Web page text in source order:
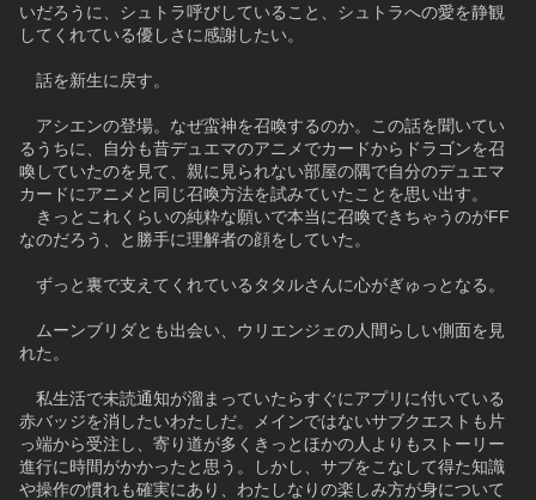
いだろうに、シュトラ呼びしていること、シュトラへの愛を静観
してくれている優しさに感謝したい。
話を新生に戻す。
アシエンの登場。なぜ蛮神を召喚するのか。この話を聞いてい
るうちに、自分も昔デュエマのアニメでカードからドラゴンを召
喚していたのを見て、親に見られない部屋の隅で自分のデュエマ
カードにアニメと同じ召喚方法を試みていたことを思い出す。
きっとこれくらいの純粋な願いで本当に召喚できちゃうのがFF
なのだろう、と勝手に理解者の顔をしていた。
ずっと裏で支えてくれているタタルさんに心がぎゅっとなる。
ムーンブリダとも出会い、ウリエンジェの人間らしい側面を見
れた。
私生活で未読通知が溜まっていたらすぐにアプリに付いている
赤バッジを消したいわたしだ。メインではないサブクエストも片
っ端から受注し、寄り道が多くきっとほかの人よりもストーリー
進行に時間がかかったと思う。しかし、サブをこなして得た知識
や操作の慣れも確実にあり、わたしなりの楽しみ方が身について